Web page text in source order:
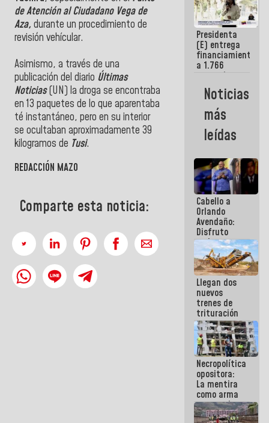
de Atención al Ciudadano Vega de
Aza, durante un procedimiento de
revisión vehícular.
‎Asimismo, a través de una
publicación del diario Últimas
Noticias(UN) la droga se encontraba
en 13 paquetes de lo que aparentaba
té instantáneo, pero en su interior
se ocultaban aproximadamente 39
kilogramos de Tusi.
REDACCIÓN MAZO
Comparte esta noticia:
siempre
estará
acompañada
por el
Gobierno
Nacional
Presidenta
(E) entrega
financiamientos
a 1.766
comerciantes
emprendedores
afectados
por
terremotos
Noticias
más
leídas
Cabello a
Orlando
Avendaño:
Disfruto
cada vez
que escribes
porque lo
que haces
es
embarrarla
Llegan dos
nuevos
trenes de
trituración
para
optimizar
manejo de
escombros
en La Guaira
Necropolítica
opositora:
La mentira
como arma
contra el
Pueblo